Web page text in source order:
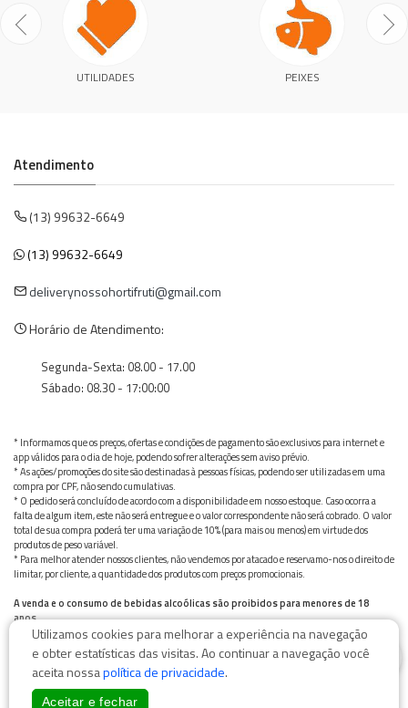
UTILIDADES PEIXES
Atendimento
(13) 99632-6649
(13) 99632-6649
deliverynossohortifruti@gmail.com
Horário de Atendimento:
Segunda-Sexta: 08.00 - 17.00
Sábado: 08.30 - 17:00:00
* Informamos que os preços, ofertas e condições de pagamento são exclusivos para internet e
app válidos para o dia de hoje, podendo sofrer alterações sem aviso prévio.
* As ações/promoções do site são destinadas à pessoas físicas, podendo ser utilizadas em uma
compra por CPF, não sendo cumulativas.
* O pedido será concluído de acordo com a disponibilidade em nosso estoque. Caso ocorra a
falta de algum item, este não será entregue e o valor correspondente não será cobrado. O valor
total de sua compra poderá ter uma variação de 10% (para mais ou menos) em virtude dos
produtos de peso variável.
* Para melhor atender nossos clientes, não vendemos por atacado e reservamo-nos o direito de
limitar, por cliente, a quantidade dos produtos com preços promocionais.
A venda e o consumo de bebidas alcoólicas são proibidos para menores de 18
anos.
Bebida alcoólica pode causar dependência química e, em excesso, provoca graves males à saúde.
Beba com moderação
Utilizamos cookies para melhorar a experiência na navegação
e obter estatísticas das visitas. Ao continuar a navegação você
aceita nossapolítica de privacidade.
Aceitar e fechar